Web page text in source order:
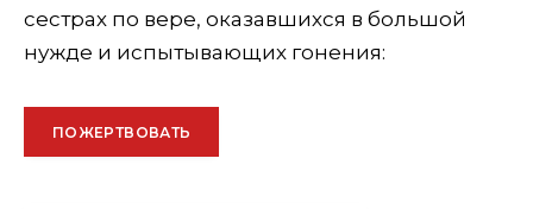
сестрах по вере, оказавшихся в большой
нужде и испытывающих гонения:
ПОЖЕРТВОВАТЬ